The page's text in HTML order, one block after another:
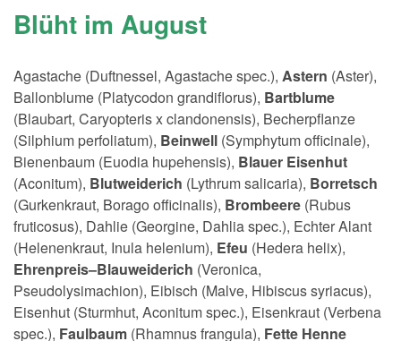
Blüht im August
Agastache (Duftnessel, Agastache spec.), Astern (Aster),
Ballonblume (Platycodon grandiflorus), Bartblume
(Blaubart, Caryopteris x clandonensis), Becherpflanze
(Silphium perfoliatum), Beinwell (Symphytum officinale),
Bienenbaum (Euodia hupehensis), Blauer Eisenhut
(Aconitum), Blutweiderich (Lythrum salicaria), Borretsch
(Gurkenkraut, Borago officinalis), Brombeere (Rubus
fruticosus), Dahlie (Georgine, Dahlia spec.), Echter Alant
(Helenenkraut, Inula helenium), Efeu (Hedera helix),
Ehrenpreis–Blauweiderich (Veronica,
Pseudolysimachion), Eibisch (Malve, Hibiscus syriacus),
Eisenhut (Sturmhut, Aconitum spec.), Eisenkraut (Verbena
spec.), Faulbaum (Rhamnus frangula), Fette Henne